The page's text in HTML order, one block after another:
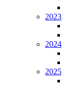
2023
2024
2025